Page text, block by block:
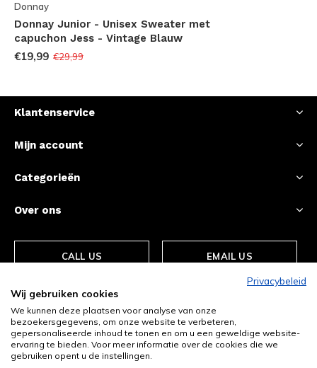
Donnay
Donnay Junior - Unisex Sweater met
capuchon Jess - Vintage Blauw
€19,99 €29,99
Klantenservice
Mijn account
Categorieën
Over ons
CALL US EMAIL US
Privacybeleid
Wij gebruiken cookies
We kunnen deze plaatsen voor analyse van onze
bezoekersgegevens, om onze website te verbeteren,
gepersonaliseerde inhoud te tonen en om u een geweldige website-
ervaring te bieden. Voor meer informatie over de cookies die we
gebruiken opent u de instellingen.